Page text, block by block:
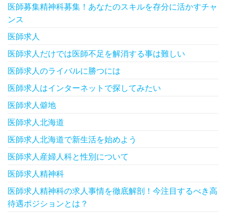
医師募集精神科募集！あなたのスキルを存分に活かすチャ
ンス
医師求人
医師求人だけでは医師不足を解消する事は難しい
医師求人のライバルに勝つには
医師求人はインターネットで探してみたい
医師求人僻地
医師求人北海道
医師求人北海道で新生活を始めよう
医師求人産婦人科と性別について
医師求人精神科
医師求人精神科の求人事情を徹底解剖！今注目するべき高
待遇ポジションとは？